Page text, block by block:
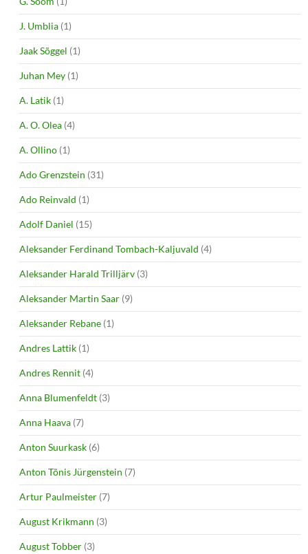
J. Umblia (1)
Jaak Sõggel (1)
Juhan Mey (1)
A. Latik (1)
A. O. Olea (4)
A. Ollino (1)
Ado Grenzstein (31)
Ado Reinvald (1)
Adolf Daniel (15)
Aleksander Ferdinand Tombach-Kaljuvald (4)
Aleksander Harald Trilljärv (3)
Aleksander Martin Saar (9)
Aleksander Rebane (1)
Andres Lattik (1)
Andres Rennit (4)
Anna Blumenfeldt (3)
Anna Haava (7)
Anton Suurkask (6)
Anton Tõnis Jürgenstein (7)
Artur Paulmeister (7)
August Krikmann (3)
August Tobber (3)